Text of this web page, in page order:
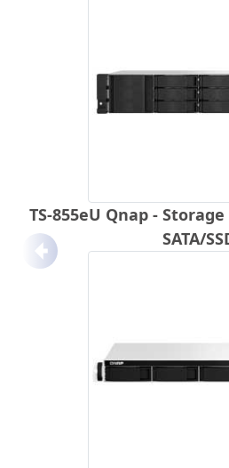
TS-855eU Qnap -
SATA/
Anterior